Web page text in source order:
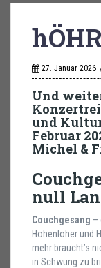
27. Januar 2026
Und
und
Februar
Michel &
null
Couchgesang –
Hohenloher und
mehr braucht’s
in Schwung zu